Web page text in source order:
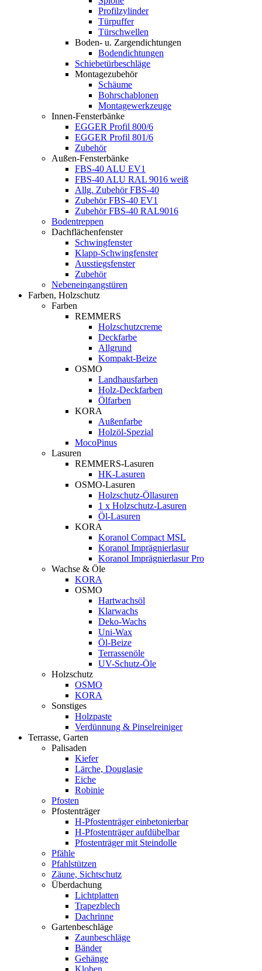
Profilzylinder
Türpuffer
Türschwellen
Boden- u. Zargendichtungen
Bodendichtungen
Schiebetürbeschläge
Montagezubehör
Schäume
Bohrschablonen
Montagewerkzeuge
Innen-Fensterbänke
EGGER Profil 800/6
EGGER Profil 801/6
Zubehör
Außen-Fensterbänke
FBS-40 ALU EV1
FBS-40 ALU RAL 9016 weiß
Allg. Zubehör FBS-40
Zubehör FBS-40 EV1
Zubehör FBS-40 RAL9016
Bodentreppen
Dachflächenfenster
Schwingfenster
Klapp-Schwingfenster
Ausstiegsfenster
Zubehör
Nebeneingangstüren
Farben, Holzschutz
Farben
REMMERS
Holzschutzcreme
Deckfarbe
Allgrund
Kompakt-Beize
OSMO
Landhausfarben
Holz-Deckfarben
Ölfarben
KORA
Außenfarbe
Holzöl-Spezial
MocoPinus
Lasuren
REMMERS-Lasuren
HK-Lasuren
OSMO-Lasuren
Holzschutz-Öllasuren
1 x Holzschutz-Lasuren
Öl-Lasuren
KORA
Koranol Compact MSL
Koranol Imprägnierlasur
Koranol Imprägnierlasur Pro
Wachse & Öle
KORA
OSMO
Hartwachsöl
Klarwachs
Deko-Wachs
Uni-Wax
Öl-Beize
Terrassenöle
UV-Schutz-Öle
Holzschutz
OSMO
KORA
Sonstiges
Holzpaste
Verdünnung & Pinselreiniger
Terrasse, Garten
Palisaden
Kiefer
Lärche, Douglasie
Eiche
Robinie
Pfosten
Pfostenträger
H-Pfostenträger einbetonierbar
H-Pfostenträger aufdübelbar
Pfostenträger mit Steindolle
Pfähle
Pfahlstützen
Zäune, Sichtschutz
Überdachung
Lichtplatten
Trapezblech
Dachrinne
Gartenbeschläge
Zaunbeschläge
Bänder
Gehänge
Kloben